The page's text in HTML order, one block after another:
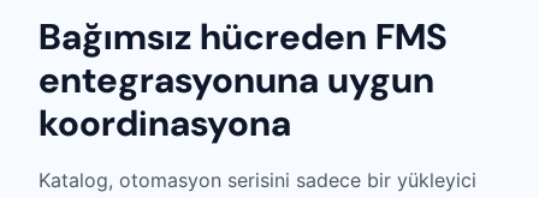
Bağımsız hücreden FMS
entegrasyonuna uygun
koordinasyona
Katalog, otomasyon serisini sadece bir yükleyici